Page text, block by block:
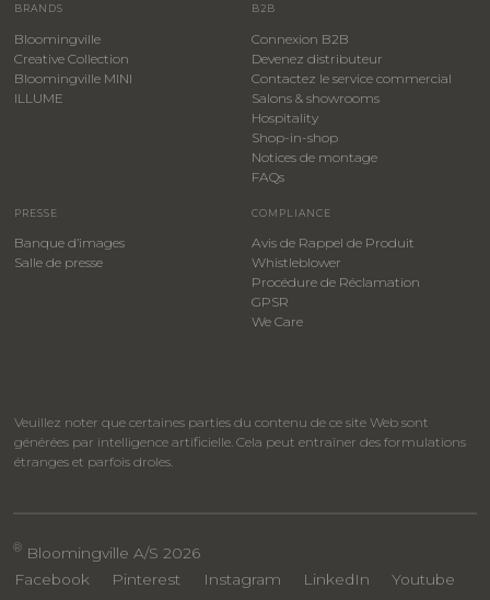
BRANDS
Bloomingville
Creative Collection
Bloomingville MINI
ILLUME
B2B
Connexion B2B
Devenez distributeur
Contactez le service commercial
Salons & showrooms
Hospitality
​Shop-in-shop
Notices de montage
FAQs
PRESSE
Banque d’images
Salle de presse
COMPLIANCE
Avis de Rappel de Produit
Whistleblower
​Procédure de Réclamation
GPSR
We Care
Veuillez noter que certaines parties du contenu de ce site Web sont
générées par intelligence artificielle. Cela peut entraîner des formulations
étranges et parfois droles.
® Bloomingville A/S 2026
Facebook
Pinterest Instagram LinkedIn Youtube